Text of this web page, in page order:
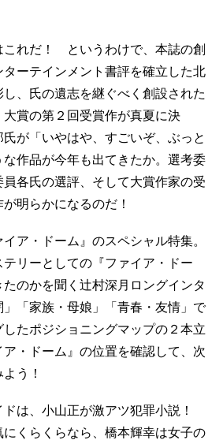
れだ！ というわけで、本誌の創
ーテインメント書評を確立した北
し、氏の遺志を継ぐべく創設された
賞の第２回受賞作が真夏に決
が「いやはや、すごいぞ、ぶっと
作品が今年も出てきたか。選考委
員各氏の選評、そして大賞作家の受
明らかになるのだ！
ア・ドーム』のスペシャル特集。
リーとしての『ファイア・ドー
のかを聞く辻村深月ロングインタ
」「家族・母娘」「青春・友情」で
たポジショニングマップの２本立
・ドーム』の位置を確認して、次
う！
は、小山正が激アツ犯罪小説！
にくらくらなら、橋本輝幸は女子の